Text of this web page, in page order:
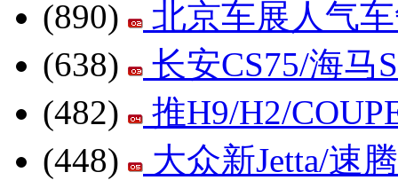
(890)
北京车展人气
(638)
长安CS75/海
(482)
推H9/H2/
(448)
大众新Jetta/速